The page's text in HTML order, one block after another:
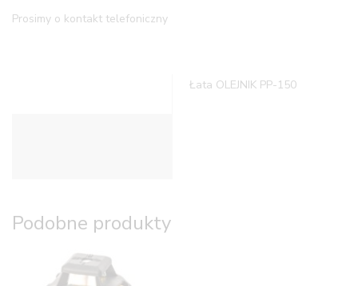
Prosimy o kontakt telefoniczny
Łata OLEJNIK PP-150
Podobne produkty